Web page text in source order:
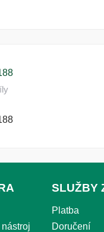
SLUŽBY
Platba
Doručení